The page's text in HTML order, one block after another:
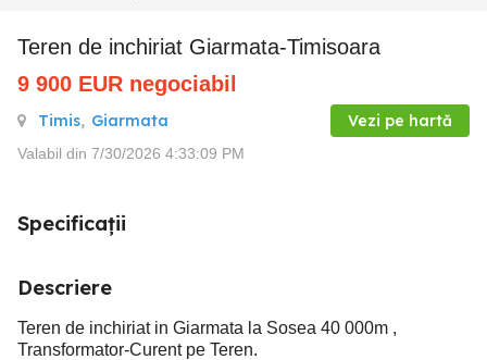
Teren de inchiriat Giarmata-Timisoara
9 900 EUR negociabil
Timis, Giarmata Vezi pe hartă
Valabil din 7/30/2026 4:33:09 PM
Specificații
Descriere
Teren de inchiriat in Giarmata la Sosea 40 000m ,
Transformator-Curent pe Teren.